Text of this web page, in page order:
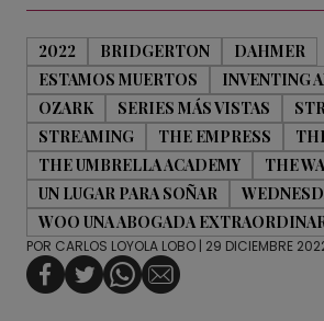
2022 BRIDGERTON
DAHMER
ESTAMOS MUERTOS
INVENTING
OZARK
SERIES MÁS VISTAS
STREAMING
THE EMPRESS
THE UMBRELLA ACADEMY
THE
UN LUGAR PARA SOÑAR
WOO UNA ABOGADA
POR CARLOS LOYOLA LOBO | 29 DICIEMBRE